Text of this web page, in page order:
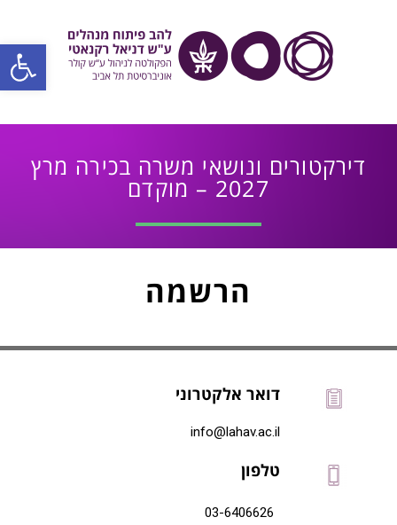
פתח
דירקטורים ונושאי משרה בכירה מרץ
2027 – מוקדם
הרשמה
דואר אלקטרוני
info@lahav.ac.il
טלפון
03-6406626